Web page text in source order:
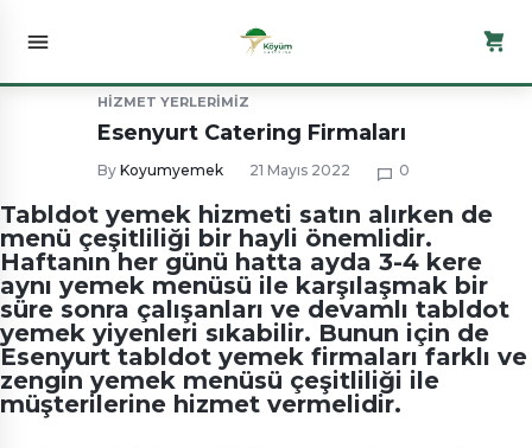
HIZMET YERLERIMIZ
Esenyurt Catering Firmaları
By Koyumyemek 21 Mayıs 2022 0
Tabldot yemek hizmeti satın alırken de
menü çeşitliliği bir hayli önemlidir.
Haftanın her günü hatta ayda 3-4 kere
aynı yemek menüsü ile karşılaşmak bir
süre sonra çalışanları ve devamlı tabldot
yemek yiyenleri sıkabilir. Bunun için de
Esenyurt tabldot yemek firmalarıfarklı ve
zengin yemek menüsü çeşitliliği ile
müşterilerine hizmet vermelidir.